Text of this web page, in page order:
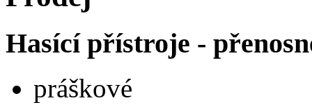
Hasící přístroje -
práškové